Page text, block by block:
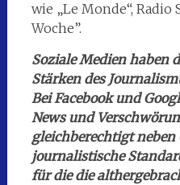
wie „Le Monde“, Radio
Woche”.
Soziale Medien haben
Stärken des
Bei Facebook und
News und
gleichberechtigt neben
journalistische
für die die